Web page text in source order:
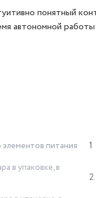
понятный
автономной
элементов питания
1
в упаковке, в